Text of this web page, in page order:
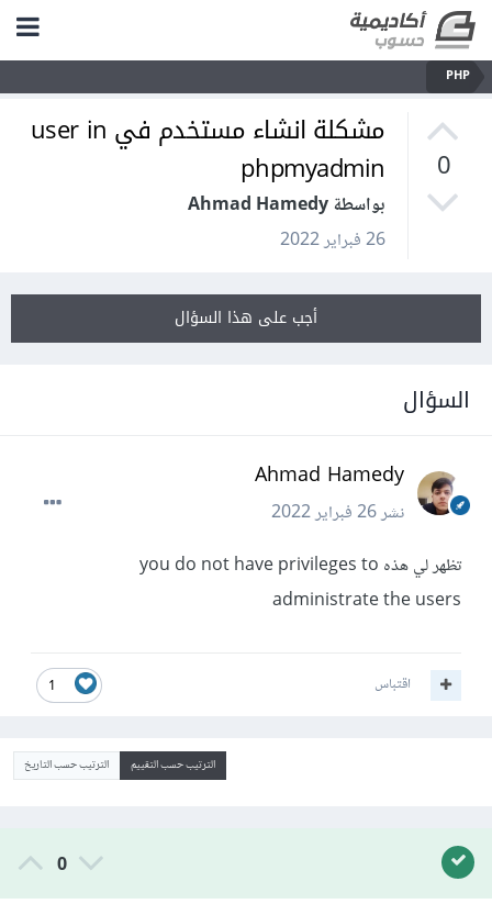
PHP
0
مشكلة انشاء مستخدم في user in
phpmyadmin
بواسطة Ahmad Hamedy
26 فبراير 2022
أجب على هذا السؤال
السؤال
Ahmad Hamedy
نشر26 فبراير 2022
تظهر لي هذه you do not have privileges to
administrate the users
1 اقتباس
الترتيب حسب التقييم الترتيب حسب التاريخ
0